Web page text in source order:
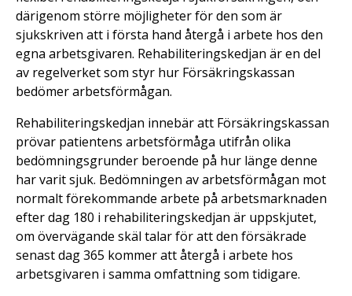
därigenom större möjligheter för den som är
sjukskriven att i första hand återgå i arbete hos den
egna arbetsgivaren. Rehabiliteringskedjan är en del
av regelverket som styr hur Försäkringskassan
bedömer arbetsförmågan.
Rehabiliteringskedjan innebär att Försäkringskassan
prövar patientens arbetsförmåga utifrån olika
bedömningsgrunder beroende på hur länge denne
har varit sjuk. Bedömningen av arbetsförmågan mot
normalt förekommande arbete på arbetsmarknaden
efter dag 180 i rehabiliteringskedjan är uppskjutet,
om övervägande skäl talar för att den försäkrade
senast dag 365 kommer att återgå i arbete hos
arbetsgivaren i samma omfattning som tidigare.